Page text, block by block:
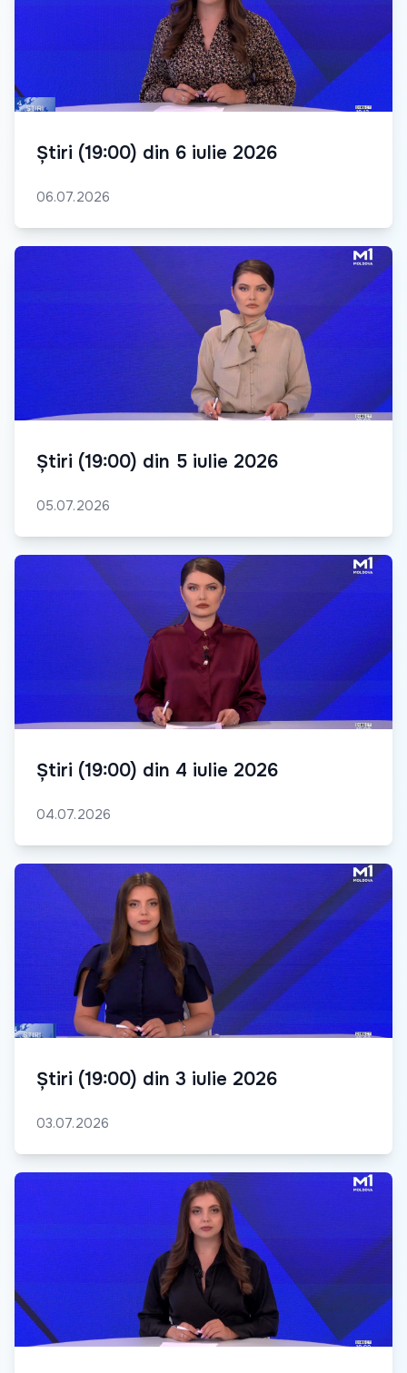
Știri (19:00) din 6 iulie 2026
06.07.2026
Știri (19:00) din 5 iulie 2026
05.07.2026
Știri (19:00) din 4 iulie 2026
04.07.2026
Știri (19:00) din 3 iulie 2026
03.07.2026